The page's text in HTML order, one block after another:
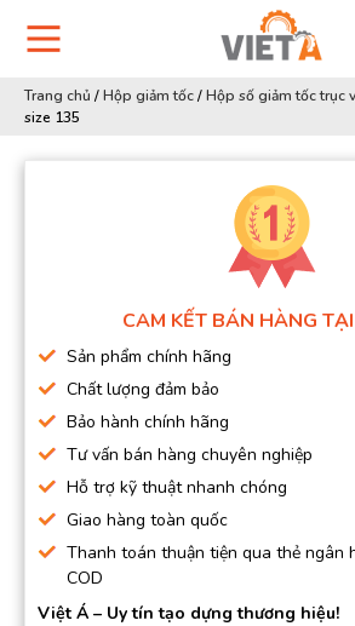
Trang chủ /Hộp giảm tốc/Hộp số giảm tốc trục
size 135
CAM KẾT BÁN HÀNG
Sản phẩm chính hãng
Chất lượng đảm bảo
Bảo hành chính hãng
Tư vấn bán hàng chuyên nghiệp
Hỗ trợ kỹ thuật nhanh chóng
Giao hàng toàn quốc
Thanh toán thuận tiện qua thẻ ngân
COD
Việt Á – Uy tín tạo dựng thương hiệu!